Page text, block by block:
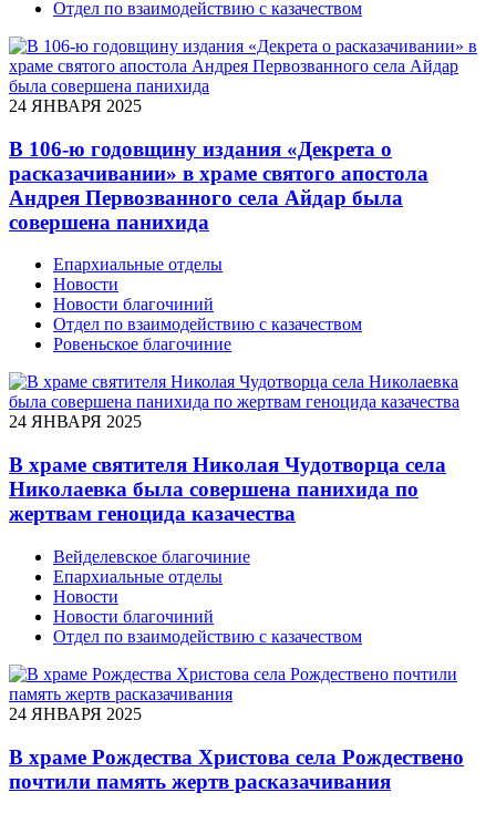
Отдел по взаимодействию с казачеством
24 ЯНВАРЯ 2025
В 106-ю годовщину издания «Декрета о
расказачивании» в храме святого апостола
Андрея Первозванного села Айдар была
совершена панихида
Епархиальные отделы
Новости
Новости благочиний
Отдел по взаимодействию с казачеством
Ровеньское благочиние
24 ЯНВАРЯ 2025
В храме святителя Николая Чудотворца села
Николаевка была совершена панихида по
жертвам геноцида казачества
Вейделевское благочиние
Епархиальные отделы
Новости
Новости благочиний
Отдел по взаимодействию с казачеством
24 ЯНВАРЯ 2025
В храме Рождества Христова села Рождествено
почтили память жертв расказачивания